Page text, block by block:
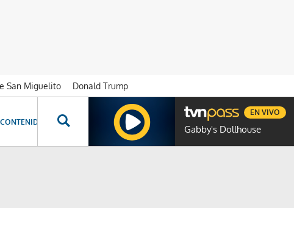
San Miguelito
Donald Trump
CONTENIDOS ESPECIALES NOVELAS GENTE TVN
Gabby's Dollhouse
EN VIVO